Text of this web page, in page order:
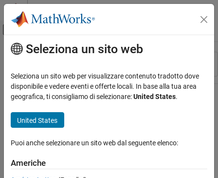
Vai al contenuto
Attiva/disattiva menu di navigazione
Risorsa
Stato
Contenuto principale
Seleziona un sito web
Seleziona un sito web per visualizzare contenuto tradotto dove
disponibile e vedere eventi e offerte locali. In base alla tua area
geografica, ti consigliamo di selezionare:United States.
United States
Puoi anche selezionare un sito web dal seguente elenco:
Americhe